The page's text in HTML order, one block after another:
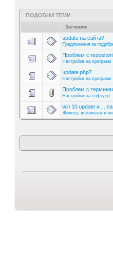
ПОДОБНИ ТЕМИ
Заглавие
update на сайта?
Предложения за
Проблем с
Настройка на програми
update php7
Настройка на програми
Проблем с
Настройки на софтуер
win 10 update и ...
Живота, вселената и